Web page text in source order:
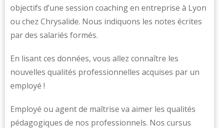
objectifs d’une session coaching en entreprise à Lyon
ou chez Chrysalide. Nous indiquons les notes écrites
par des salariés formés.
En lisant ces données, vous allez connaître les
nouvelles qualités professionnelles acquises par un
employé !
Employé ou agent de maîtrise va aimer les qualités
pédagogiques de nos professionnels. Nos cursus